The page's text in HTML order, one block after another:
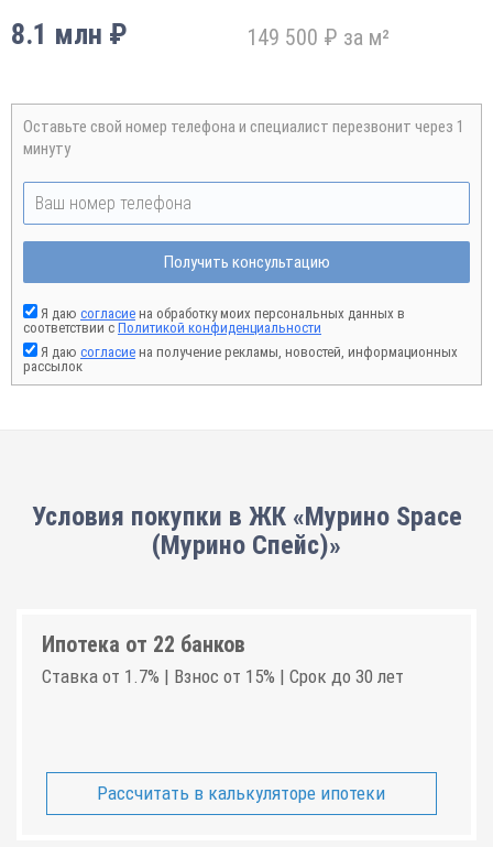
8.1 млн ₽ 149 500 ₽ за м²
Оставьте свой номер телефона и специалист перезвонит через 1
минуту
Получить консультацию
Я даю согласие на обработку моих персональных данных в
соответствии с Политикой конфиденциальности
Я даю согласие на получение рекламы, новостей, информационных
рассылок
Условия покупки в ЖК «Мурино Space
(Мурино Спейс)»
Ипотека от 22 банков
Ставка от 1.7% | Взнос от 15% | Срок до 30 лет
Рассчитать в калькуляторе ипотеки